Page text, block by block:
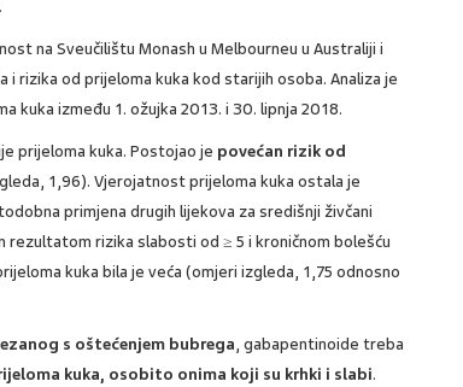
.
na Sveučilištu Monash u Melbourneu u Australiji i
rizika od prijeloma kuka kod starijih osoba. Analiza je
kuka između 1. ožujka 2013. i 30. lipnja 2018.
prijeloma kuka. Postojao je povećan rizik od
1,96). Vjerojatnost prijeloma kuka ostala je
primjena drugih lijekova za središnji živčani
rizika slabosti od ≥ 5 i kroničnom bolešću
kuka bila je veća (omjeri izgleda, 1,75 odnosno
s oštećenjem bubrega, gabapentinoide treba
kuka, osobito onima koji su krhki i slabi.